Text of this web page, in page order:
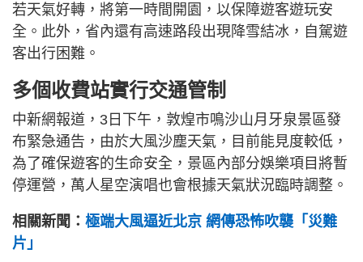
若天氣好轉，將第一時間開園，以保障遊客遊玩安
全。此外，省內還有高速路段出現降雪結冰，自駕遊
客出行困難。
多個收費站實行交通管制
中新網報道，3日下午，敦煌市鳴沙山月牙泉景區發
布緊急通告，由於大風沙塵天氣，目前能見度較低，
為了確保遊客的生命安全，景區內部分娛樂項目將暫
停運營，萬人星空演唱也會根據天氣狀況臨時調整。
相關新聞： 極端大風逼近北京 網傳恐怖吹襲「災難
片」